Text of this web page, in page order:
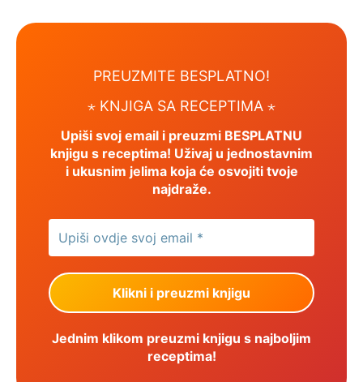
PREUZMITE BESPLATNO!
⋆ KNJIGA SA RECEPTIMA ⋆
Upiši svoj email i preuzmi BESPLATNU
knjigu s receptima! Uživaj u jednostavnim
i ukusnim jelima koja će osvojiti tvoje
najdraže.
Jednim klikom preuzmi knjigu s najboljim
receptima!